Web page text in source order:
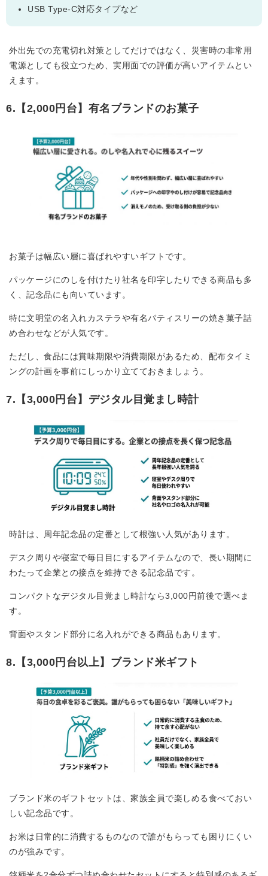
USB Type-C対応タイプなど
外出先での充電切れ対策としてだけではなく、災害時の非常用
電源としても役立つため、実用面での評価が高いアイテムとい
えます。
6.【2,000円台】有名ブランドのお菓子
お菓子は幅広い層に喜ばれやすいギフトです。
パッケージにのしを付けたり社名を印字したりできる商品も多
く、記念品にも向いています。
特に文明堂の名入れカステラや有名パティスリーの焼き菓子詰
め合わせなどが人気です。
ただし、食品には賞味期限や消費期限があるため、配布タイミ
ングの計画を事前にしっかり立てておきましょう。
7.【3,000円台】デジタル目覚まし時計
時計は、周年記念品の定番として根強い人気があります。
デスク周りや寝室で毎日目にするアイテムなので、長い期間に
わたって企業との接点を維持できる記念品です。
コンパクトなデジタル目覚まし時計なら3,000円前後で選べま
す。
背面やスタンド部分に名入れができる商品もあります。
8.【3,000円台以上】ブランド米ギフト
ブランド米のギフトセットは、家族全員で楽しめる食べておい
しい記念品です。
お米は日常的に消費するものなので誰がもらっても困りにくい
のが強みです。